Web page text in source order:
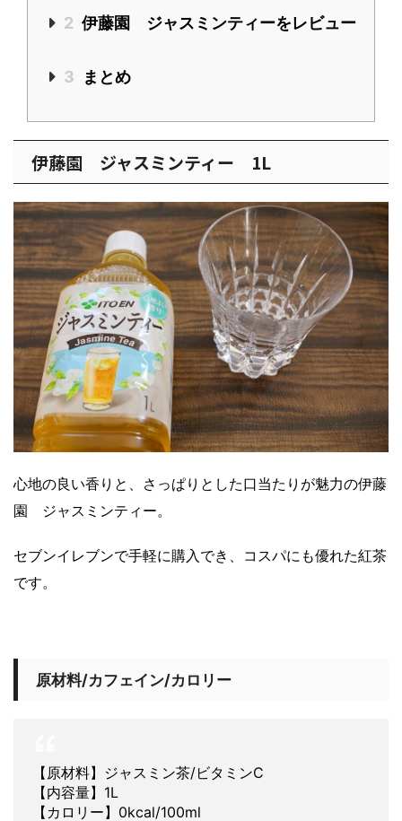
2 伊藤園 ジャスミンティーをレビュー
3 まとめ
伊藤園 ジャスミンティー 1L
心地の良い香りと、さっぱりとした口当たりが魅力の伊藤
園 ジャスミンティー。
セブンイレブンで手軽に購入でき、コスパにも優れた紅茶
です。
原材料/カフェイン/カロリー
【原材料】ジャスミン茶/ビタミンC
【内容量】1L
【カロリー】0kcal/100ml